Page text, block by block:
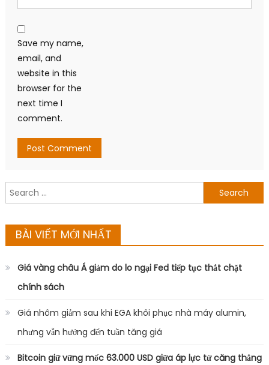
Save my name,
email, and
website in this
browser for the
next time I
comment.
Search
for:
BÀI VIẾT MỚI NHẤT
Giá vàng châu Á giảm do lo ngại Fed tiếp tục thắt chặt
chính sách
Giá nhôm giảm sau khi EGA khôi phục nhà máy alumin,
nhưng vẫn hướng đến tuần tăng giá
Bitcoin giữ vững mốc 63.000 USD giữa áp lực từ căng thẳng